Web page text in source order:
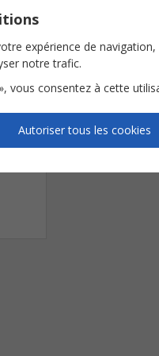
de

expérience de navigation,
notre trafic.
vous consentez à cette
Autoriser tous les cookies